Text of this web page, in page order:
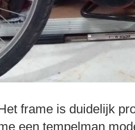
frame is duidelijk
een tempelman